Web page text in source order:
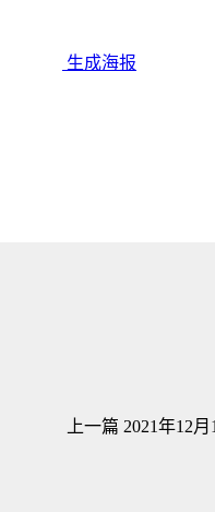
生成海报
上一篇 2021年12月